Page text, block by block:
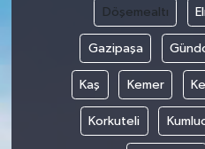
Döşemealtı
Gazipaşa
Kaş Kemer
Korkuteli